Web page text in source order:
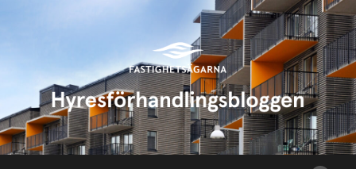
Hyresförhandlingsbloggen